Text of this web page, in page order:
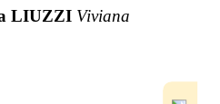
LIUZZI Viviana